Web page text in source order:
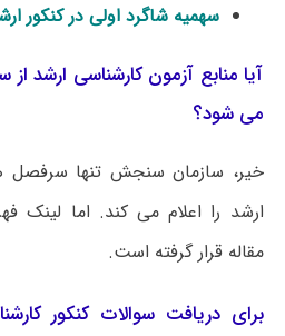
سهمیه شاگرد اولی در کنکور
آیا منابع آزمون کارشناسی ارشد
می شود؟
خیر، سازمان سنجش تنها سرفصل
ارشد را اعلام می کند. اما لینک
مقاله قرار گرفته است.
برای دریافت سوالات کنکور